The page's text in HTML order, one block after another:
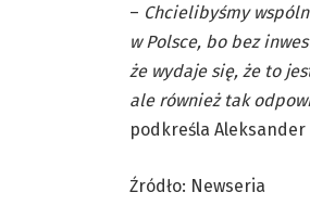
– Chcielibyśmy
w Polsce, bo bez
że wydaje się, że to
ale również tak
podkreśla Aleksander
Źródło: Newseria